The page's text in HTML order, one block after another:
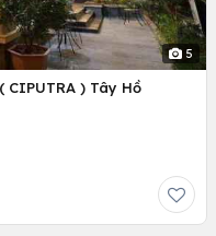
5
CIPUTRA ) Tây Hồ